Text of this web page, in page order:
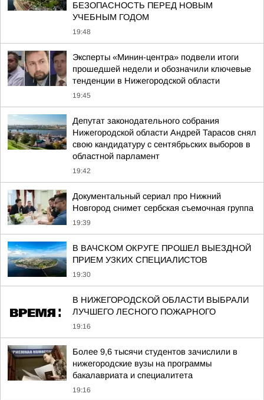
БЕЗОПАСНОСТЬ ПЕРЕД НОВЫМ
УЧЕБНЫМ ГОДОМ
19:48
Эксперты «Минин-центра» подвели итоги
прошедшей недели и обозначили ключевые
тенденции в Нижегородской области
19:45
Депутат законодательного собрания
Нижегородской области Андрей Тарасов снял
свою кандидатуру с сентябрьских выборов в
областной парламент
19:42
Документальный сериал про Нижний
Новгород снимет сербская съемочная группа
19:39
В ВАЧСКОМ ОКРУГЕ ПРОШЕЛ ВЫЕЗДНОЙ
ПРИЕМ УЗКИХ СПЕЦИАЛИСТОВ
19:30
В НИЖЕГОРОДСКОЙ ОБЛАСТИ ВЫБРАЛИ
ЛУЧШЕГО ЛЕСНОГО ПОЖАРНОГО
19:16
Более 9,6 тысячи студентов зачислили в
нижегородские вузы на программы
бакалавриата и специалитета
19:16